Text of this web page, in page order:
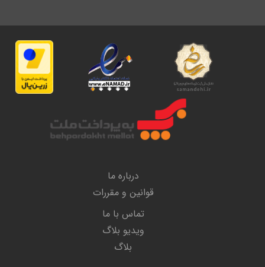
درباره ما
قوانین و مقررات
تماس با ما
ویدیو بلاگ
بلاگ